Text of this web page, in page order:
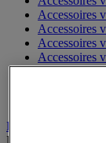
Accessoires
Accessoires
Accessoires
Accessoires
Accessoires
Elektrische
Bekijk de hele